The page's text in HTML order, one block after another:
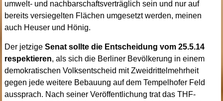
umwelt- und nachbarschaftsverträglich sein und nur auf
bereits versiegelten Flächen umgesetzt werden, meinen
auch Heuser und Hönig.
Der jetzige Senat sollte die Entscheidung vom 25.5.14
respektieren, als sich die Berliner Bevölkerung in einem
demokratischen Volksentscheid mit Zweidrittelmehrheit
gegen jede weitere Bebauung auf dem Tempelhofer Feld
aussprach. Nach seiner Veröffentlichung trat das THF-